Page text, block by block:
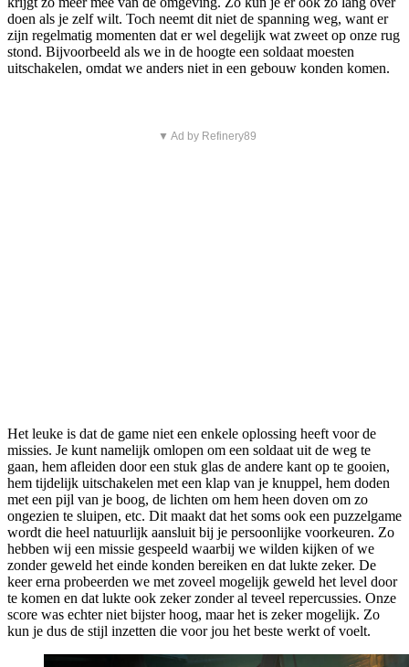
doen als je zelf wilt. Toch neemt dit niet de spanning weg, want er
zijn regelmatig momenten dat er wel degelijk wat zweet op onze rug
stond. Bijvoorbeeld als we in de hoogte een soldaat moesten
uitschakelen, omdat we anders niet in een gebouw konden komen.
▼ Ad by Refinery89
Het leuke is dat de game niet een enkele oplossing heeft voor de
missies. Je kunt namelijk omlopen om een soldaat uit de weg te
gaan, hem afleiden door een stuk glas de andere kant op te gooien,
hem tijdelijk uitschakelen met een klap van je knuppel, hem doden
met een pijl van je boog, de lichten om hem heen doven om zo
ongezien te sluipen, etc. Dit maakt dat het soms ook een puzzelgame
wordt die heel natuurlijk aansluit bij je persoonlijke voorkeuren. Zo
hebben wij een missie gespeeld waarbij we wilden kijken of we
zonder geweld het einde konden bereiken en dat lukte zeker. De
keer erna probeerden we met zoveel mogelijk geweld het level door
te komen en dat lukte ook zeker zonder al teveel repercussies. Onze
score was echter niet bijster hoog, maar het is zeker mogelijk. Zo
kun je dus de stijl inzetten die voor jou het beste werkt of voelt.